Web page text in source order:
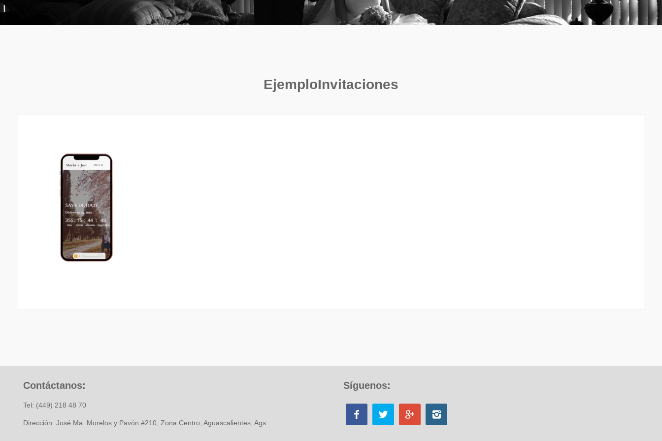
EjemploInvitaciones
Contáctanos:
Tel: (449) 218 48 70
Dirección: José Ma. Morelos y Pavón #210, Zona Centro, Aguascalientes, Ags.
Síguenos: